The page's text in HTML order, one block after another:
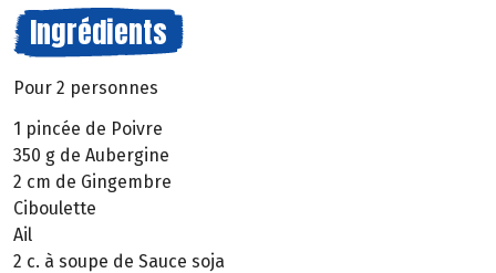
Ingrédients
Pour 2 personnes
1 pincée de Poivre
350 g de Aubergine
2 cm de Gingembre
Ciboulette
Ail
2 c. à soupe de Sauce soja